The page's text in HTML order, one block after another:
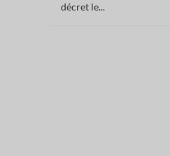
décret le...